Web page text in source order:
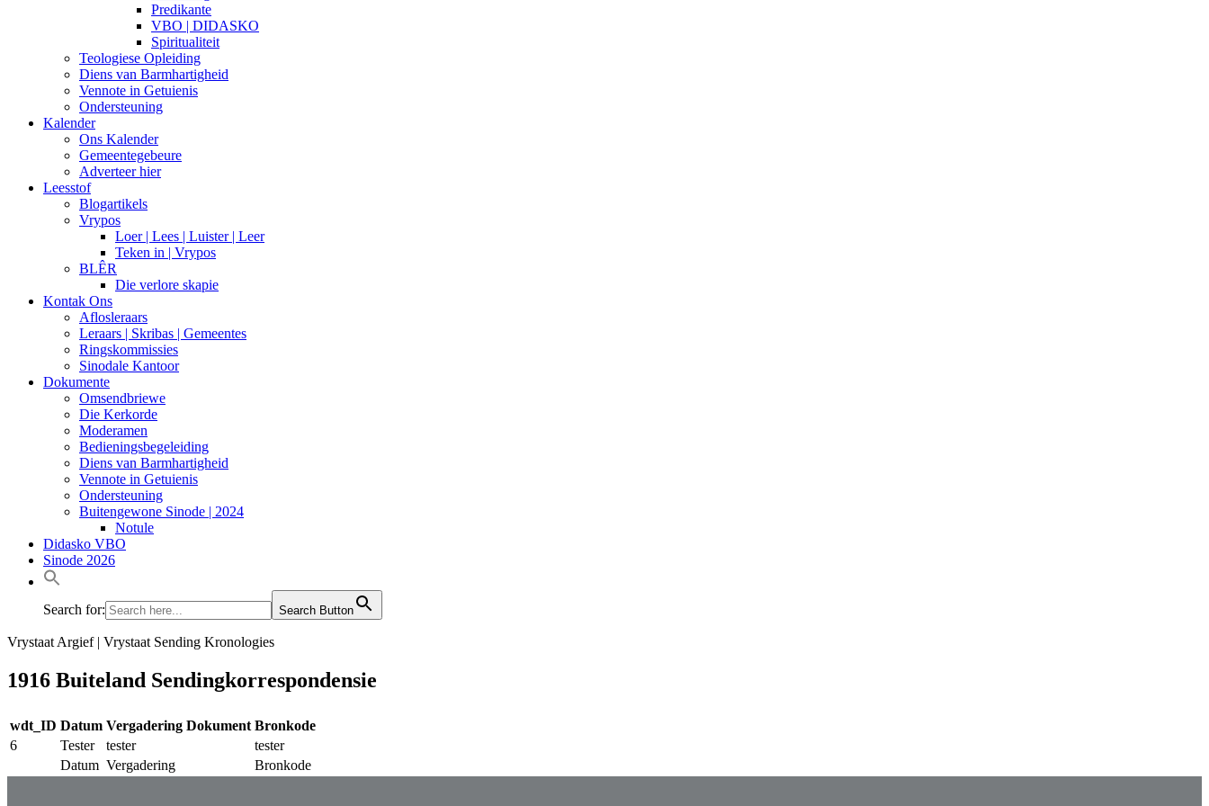
Predikante
VBO | DIDASKO
Spiritualiteit
Teologiese Opleiding
Diens van Barmhartigheid
Vennote in Getuienis
Ondersteuning
Kalender
Ons Kalender
Gemeentegebeure
Adverteer hier
Leesstof
Blogartikels
Vrypos
Loer | Lees | Luister | Leer
Teken in | Vrypos
BLÊR
Die verlore skapie
Kontak Ons
Aflosleraars
Leraars | Skribas | Gemeentes
Ringskommissies
Sinodale Kantoor
Dokumente
Omsendbriewe
Die Kerkorde
Moderamen
Bedieningsbegeleiding
Diens van Barmhartigheid
Vennote in Getuienis
Ondersteuning
Buitengewone Sinode | 2024
Notule
Didasko VBO
Sinode 2026
Search for: Search Button
Vrystaat Argief | Vrystaat Sending Kronologies
1916 Buiteland Sendingkorrespondensie
wdt_ID Datum Vergadering Dokument Bronkode
6
Tester tester
tester
Datum Vergadering Bronkode